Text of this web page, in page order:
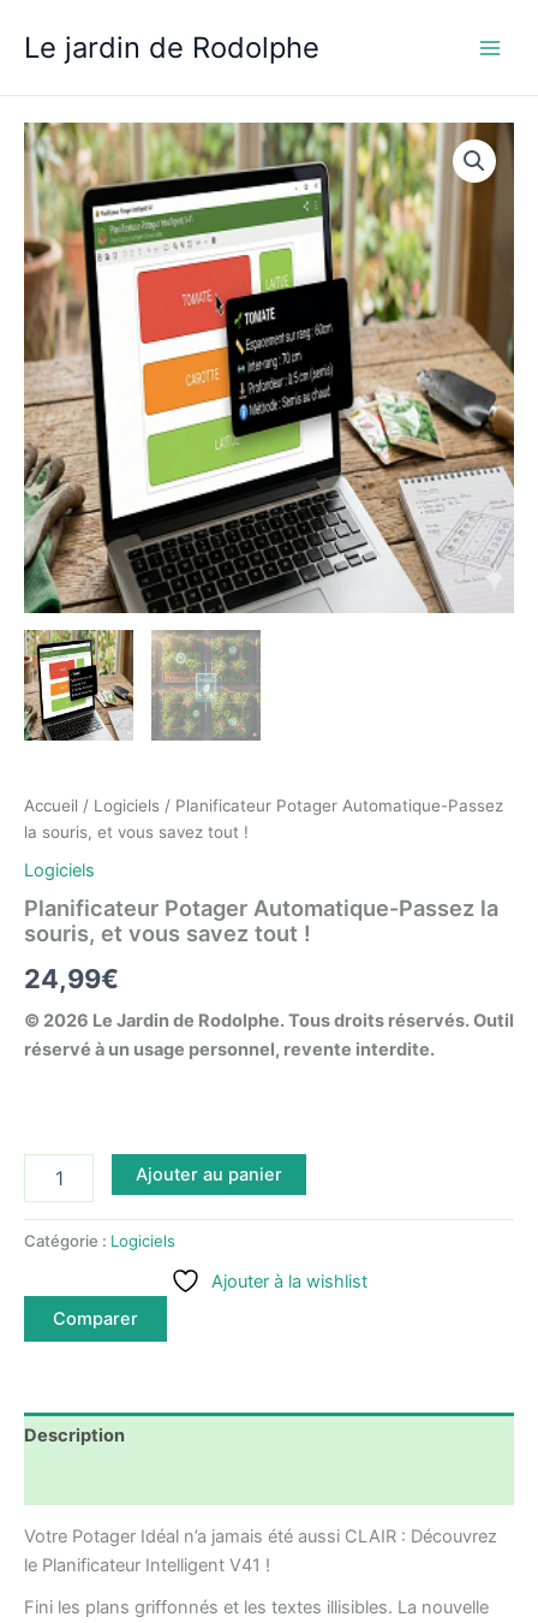
contenu
Le jardin de Rodolphe
Accueil / Logiciels / Planificateur Potager Automatique-Passez
la souris, et vous savez tout !
Logiciels
Planificateur Potager Automatique-Passez la
souris, et vous savez tout !
24,99€
© 2026 Le Jardin de Rodolphe. Tous droits réservés. Outil
réservé à un usage personnel, revente interdite.
Potager
souris,
tout
Ajouter au panier
Catégorie : Logiciels
Ajouter à la wishlist
Comparer
Description
Votre Potager Idéal n’a jamais été aussi CLAIR : Découvrez
le Planificateur Intelligent V41 !
Fini les plans griffonnés et les textes illisibles. La nouvelle